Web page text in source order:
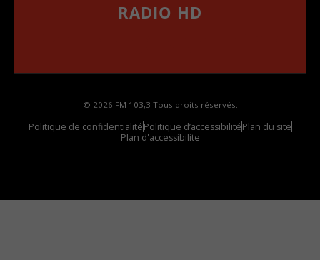
RADIO HD
© 2026 FM 103,3 Tous droits réservés.
Politique de confidentialitéPolitique d’accessibilitéPlan du site
Plan d'accessibilite